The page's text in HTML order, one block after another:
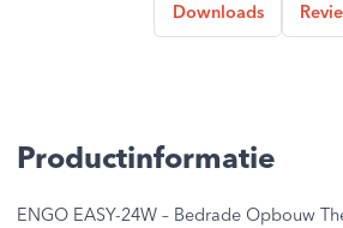
Downloads
Productinformatie
ENGO EASY-24W – Bedrade Opbouw